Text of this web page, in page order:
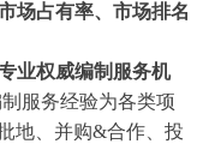
场占有率、市场排名
业权威编制服务机
服务经验为各类项
地、并购&合作、投